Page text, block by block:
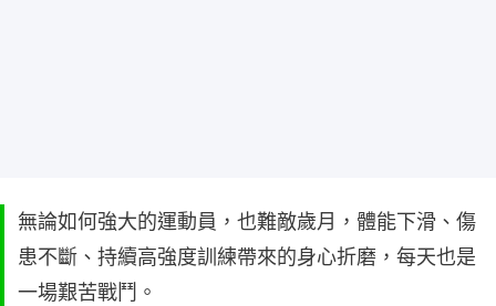
無論如何強大的運動員，也難敵歲月，體能下滑、傷
患不斷、持續高強度訓練帶來的身心折磨，每天也是
一場艱苦戰鬥。